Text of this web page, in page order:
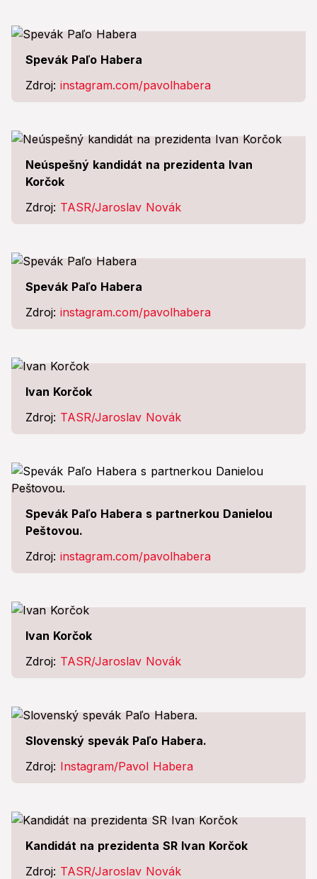
Spevák Paľo Habera
Zdroj: instagram.com/pavolhabera
Neúspešný kandidát na prezidenta Ivan
Korčok
Zdroj: TASR/Jaroslav Novák
Spevák Paľo Habera
Zdroj: instagram.com/pavolhabera
Ivan Korčok
Zdroj: TASR/Jaroslav Novák
Spevák Paľo Habera s partnerkou Danielou
Peštovou.
Zdroj: instagram.com/pavolhabera
Ivan Korčok
Zdroj: TASR/Jaroslav Novák
Slovenský spevák Paľo Habera.
Zdroj: Instagram/Pavol Habera
Kandidát na prezidenta SR Ivan Korčok
Zdroj: TASR/Jaroslav Novák